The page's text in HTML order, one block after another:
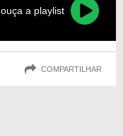
ouça a playlist
COMPARTILHAR